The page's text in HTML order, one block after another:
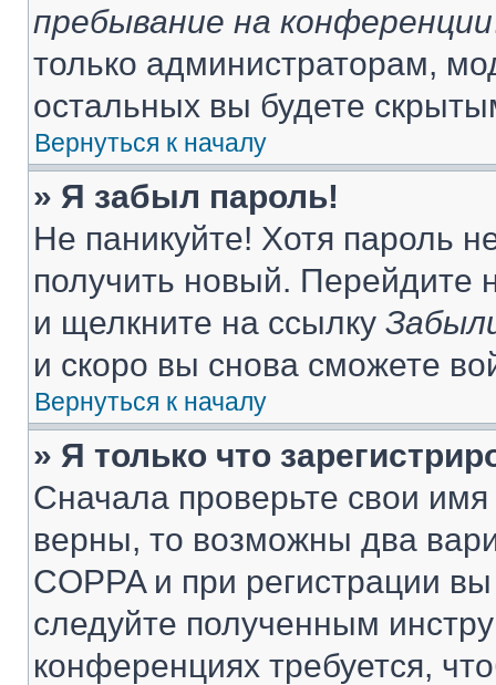
пребывание на конференции
только администраторам,
остальных вы будете
Вернуться к началу
» Я забыл пароль!
Не паникуйте! Хотя пароль
получить новый. Перейдите
и щелкните на ссылку
и скоро вы снова сможете
Вернуться к началу
» Я только что
Сначала проверьте свои
верны, то возможны два
COPPA и при регистрации
следуйте полученным
конференциях требуется,